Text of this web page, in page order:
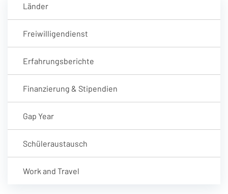
Länder
Freiwilligendienst
Erfahrungsberichte
Finanzierung & Stipendien
Gap Year
Schüleraustausch
Work and Travel